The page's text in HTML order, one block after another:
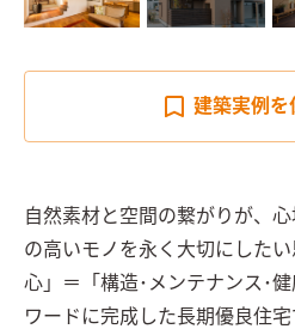
建築実例を
自然素材と空間の繋がりが、
の高いモノを永く大切にした
心」＝「構造･メンテナンス･
ワードに完成した長期優良住